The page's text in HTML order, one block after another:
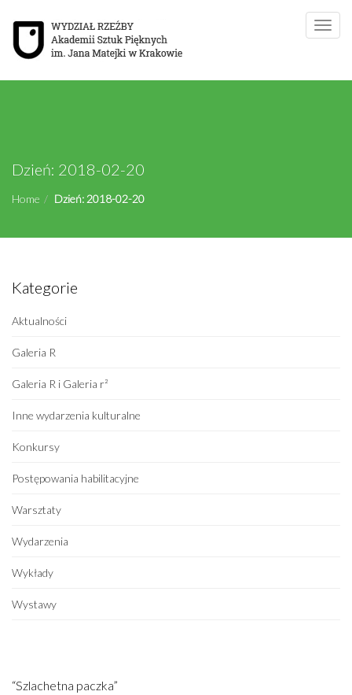
Toggle
Dzień: 2018-02-20
Home Dzień: 2018-02-20
Kategorie
Aktualności
Galeria R
Galeria R i Galeria r²
Inne wydarzenia kulturalne
Konkursy
Postępowania habilitacyjne
Warsztaty
Wydarzenia
Wykłady
Wystawy
“Szlachetna paczka”